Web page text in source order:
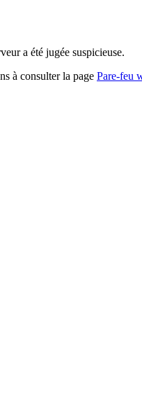
a été jugée suspicieuse.
à consulter la page Pare-feu